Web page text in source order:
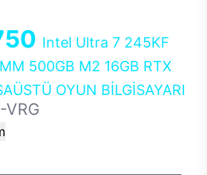
Intel Ultra 7 245KF
500GB M2 16GB RTX
OYUN BİLGİSAYARI
VRG